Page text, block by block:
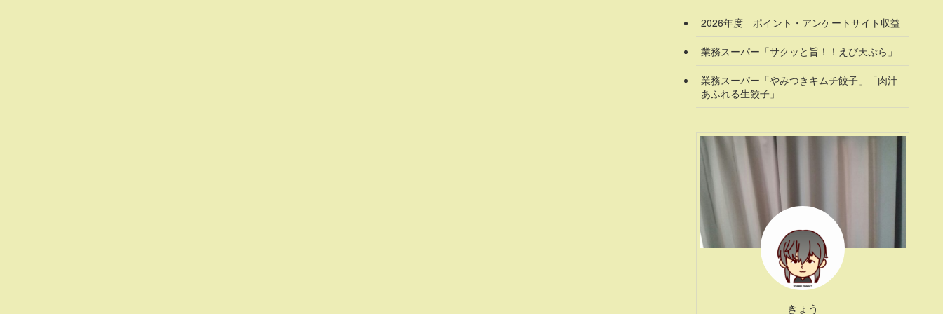
2026年度 ポイント・アンケートサイト収益
業務スーパー「サクッと旨！！えび天ぷら」
業務スーパー「やみつきキムチ餃子」「肉汁
あふれる生餃子」
きょう